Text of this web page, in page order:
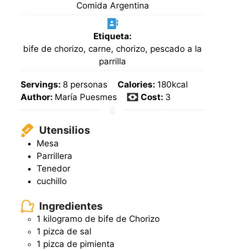
Comida Argentina
Etiqueta:
bife de chorizo, carne, chorizo, pescado a la
parrilla
Servings: 8 personas Calories: 180kcal
Author: María Puesmes Cost: 3
Utensilios
Mesa
Parrillera
Tenedor
cuchillo
Ingredientes
1 kilogramo de bife de Chorizo
1 pizca de sal
1 pizca de pimienta